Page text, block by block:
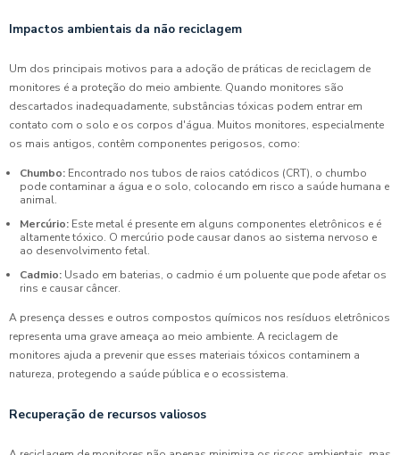
Impactos ambientais da não reciclagem
Um dos principais motivos para a adoção de práticas de reciclagem de
monitores é a proteção do meio ambiente. Quando monitores são
descartados inadequadamente, substâncias tóxicas podem entrar em
contato com o solo e os corpos d'água. Muitos monitores, especialmente
os mais antigos, contêm componentes perigosos, como:
Chumbo: Encontrado nos tubos de raios catódicos (CRT), o chumbo
pode contaminar a água e o solo, colocando em risco a saúde humana e
animal.
Mercúrio: Este metal é presente em alguns componentes eletrônicos e é
altamente tóxico. O mercúrio pode causar danos ao sistema nervoso e
ao desenvolvimento fetal.
Cadmio: Usado em baterias, o cadmio é um poluente que pode afetar os
rins e causar câncer.
A presença desses e outros compostos químicos nos resíduos eletrônicos
representa uma grave ameaça ao meio ambiente. A reciclagem de
monitores ajuda a prevenir que esses materiais tóxicos contaminem a
natureza, protegendo a saúde pública e o ecossistema.
Recuperação de recursos valiosos